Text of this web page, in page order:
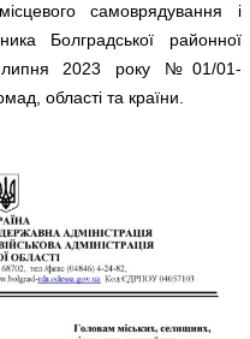
самоврядування і
Болградської районної
липня 2023 року №01/01-
області та країни.